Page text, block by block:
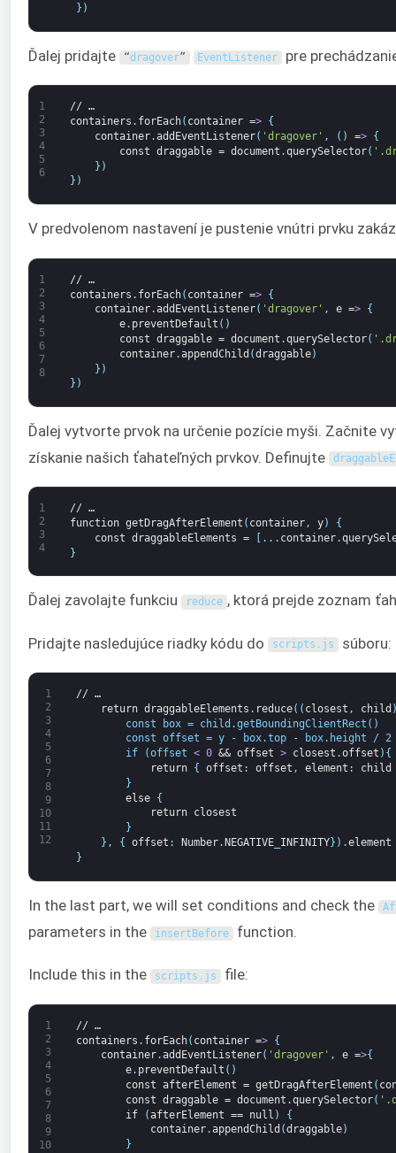
} )
Ďalej pridajte “dragover” EventListener pre
1
2
3
4
5
6
// …
containers . forEach( container =>
{
container.addEventListener( 'dragover' , ( ) =>
{
const draggable = document .querySelector(
} )
} )
V predvolenom nastavení je pustenie vnútri prvku
1
2
3
4
5
6
7
8
// …
containers . forEach( container =>
{
container.addEventListener( 'dragover' , e =>
{
e. preventDefault ( )
const draggable = document .querySelector(
container.appendChild (draggable)
} )
} )
Ďalej vytvorte prvok na určenie pozície myši. Začnite
získanie našich ťahateľných prvkov. Definujte
1
2
3
4
// …
function getDragAfterElement ( container, y)
{
const draggableElements = [ . . . container.
}
Ďalej zavolajte funkciu reduce , ktorá prejde zoznam
Pridajte nasledujúce riadky kódu do scripts . js súboru:
1
2
3
4
5
6
7
8
9
10
11
12
// …
return draggableElements . reduce( ( closest , child
const box = child.getBoundingClientRect()
const offset = y - box.top - box.height / 2
if (offset < 0 && offset > closest .offset ) {
return
{ offset : offset , element :
child
}
else
{
return
closest
}
} , { offset : Number. NEGATIVE_ INFINITY} ) .element
}
In the last part, we will set conditions and check the
parameters in the insertBefore function.
Include this in the scripts . js file:
1
2
3
4
5
6
7
8
9
10
// …
containers . forEach( container =>
{
container.addEventListener( 'dragover' , e =>{
e. preventDefault ( )
const afterElement = getDragAfterElement (
const draggable = document .querySelector(
if
(afterElement == null )
{
container.appendChild (draggable)
}